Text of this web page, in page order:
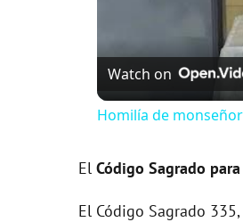
Watch on
Homilía de
El Código Sagrado
El Código Sagrado